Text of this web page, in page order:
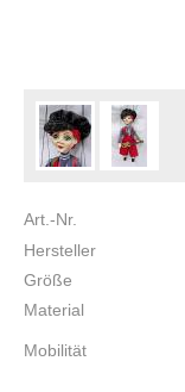
Art.-Nr.
Hersteller
Größe
Material
Mobilität